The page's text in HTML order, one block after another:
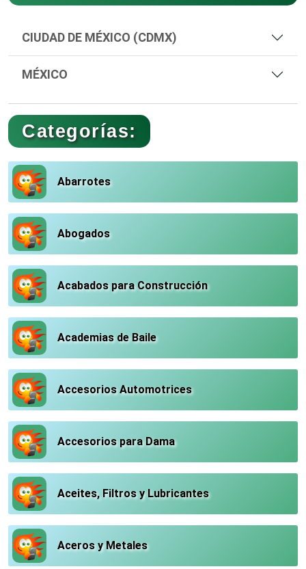
CIUDAD DE MÉXICO (CDMX)
MÉXICO
Categorías:
Abarrotes
Abogados
Acabados para Construcción
Academias de Baile
Accesorios Automotrices
Accesorios para Dama
Aceites, Filtros y Lubricantes
Aceros y Metales